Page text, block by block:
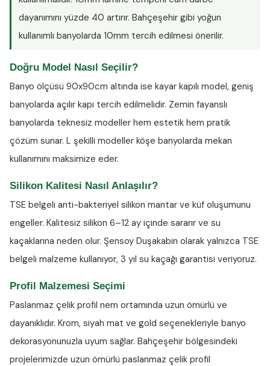
dayanımını yüzde 40 artırır. Bahçeşehir gibi yoğun
kullanımlı banyolarda 10mm tercih edilmesi önerilir.
Doğru Model Nasıl Seçilir?
Banyo ölçüsü 90x90cm altında ise kayar kapılı model, geniş
banyolarda açılır kapı tercih edilmelidir. Zemin fayanslı
banyolarda teknesiz modeller hem estetik hem pratik
çözüm sunar. L şekilli modeller köşe banyolarda mekan
kullanımını maksimize eder.
Silikon Kalitesi Nasıl Anlaşılır?
TSE belgeli anti-bakteriyel silikon mantar ve küf oluşumunu
engeller. Kalitesiz silikon 6–12 ay içinde sararır ve su
kaçaklarına neden olur. Şensoy Duşakabin olarak yalnızca TSE
belgeli malzeme kullanıyor, 3 yıl su kaçağı garantisi veriyoruz.
Profil Malzemesi Seçimi
Paslanmaz çelik profil nem ortamında uzun ömürlü ve
dayanıklıdır. Krom, siyah mat ve gold seçenekleriyle banyo
dekorasyonunuzla uyum sağlar. Bahçeşehir bölgesindeki
projelerimizde uzun ömürlü paslanmaz çelik profil